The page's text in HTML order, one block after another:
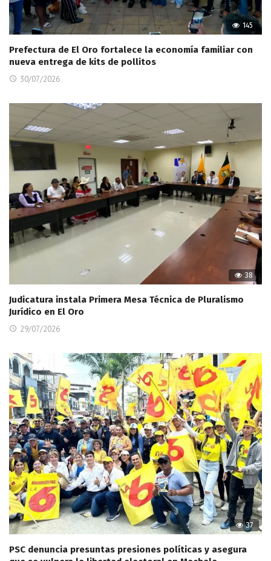
145
Prefectura de El Oro fortalece la economía familiar con
nueva entrega de kits de pollitos
30/07/2026
38
Judicatura instala Primera Mesa Técnica de Pluralismo
Jurídico en El Oro
29/07/2026
37
PSC denuncia presuntas presiones políticas y asegura